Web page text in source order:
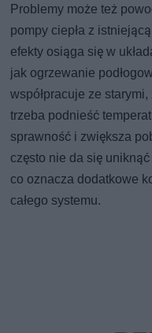
Problemy może też
pompy ciepła z
efekty osiąga się w
jak ogrzewanie
współpracuje ze
trzeba podnieść
sprawność i zwiększa
często nie da się
co oznacza dodatkowe
całego systemu.